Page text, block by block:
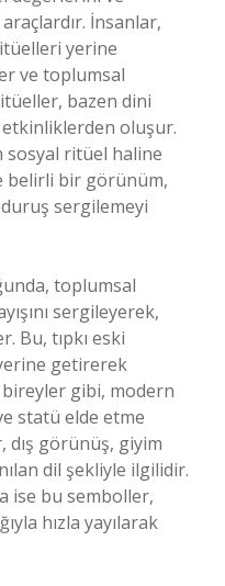
İnsanlar,
yerine
ve toplumsal
bazen dini
oluşur.
sosyal ritüel haline
belirli bir görünüm,
sergilemeyi
toplumsal
sergileyerek,
Bu, tıpkı eski
getirerek
bireyler gibi, modern
statü elde etme
dış görünüş, giyim
dil şekliyle ilgilidir.
ise bu semboller,
hızla yayılarak